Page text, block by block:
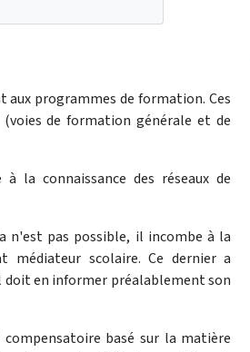
aux programmes de formation. Ces
de formation générale et de
la connaissance des réseaux de
n'est pas possible, il incombe à la
médiateur scolaire. Ce dernier a
doit en informer préalablement son
basé sur la matière